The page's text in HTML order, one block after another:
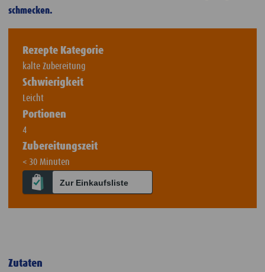
schmecken.
Rezepte Kategorie
kalte Zubereitung
Schwierigkeit
Leicht
Portionen
4
Zubereitungszeit
< 30 Minuten
Zur Einkaufsliste
Zutaten